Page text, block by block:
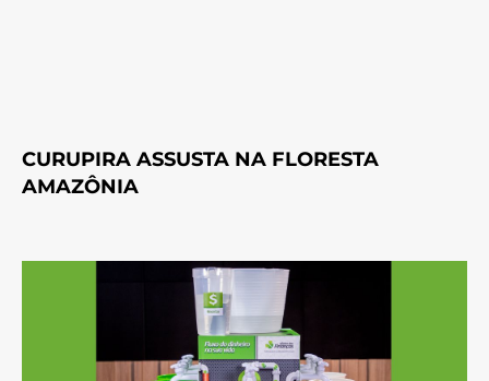
CURUPIRA ASSUSTA NA FLORESTA
AMAZÔNIA